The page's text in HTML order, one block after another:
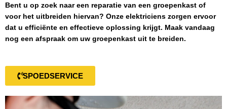
Bent u op zoek naar een reparatie van een groepenkast of
voor het uitbreiden hiervan? Onze elektriciens zorgen ervoor
dat u efficiënte en effectieve oplossing krijgt. Maak vandaag
nog een afspraak om uw groepenkast uit te breiden.
SPOEDSERVICE